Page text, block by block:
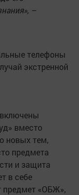
–
телефоны
экстренной
вместо
новых тем,
предмета
и защита
в себе
предмет «ОБЖ»,